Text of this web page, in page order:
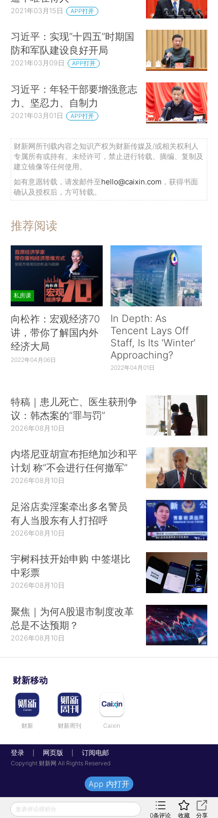
2021年03月15日 APP打开
习近平：实现“十四五”时期国
防和军队建设良好开局
2021年03月09日 APP打开
习近平：年轻干部要增强意志
力、坚忍力、自制力
2021年03月01日 APP打开
财新网所刊载内容之知识产权为财新传媒及/或相关权利人
专属所有或持有。未经许可，禁止进行转载、摘编、复制及
建立镜像等任何使用。
如有意愿转载，请发邮件至hello@caixin.com ，获得书面
确认及授权后，方可转载。
推荐阅读
私房课
向松祚：宏观经济70
讲，带你了解国内外
经济大局
2022年04月06日
In Depth: As
Tencent Lays Off
Staff, Is Its ‘Winter’
Approaching?
2022年04月01日
特稿｜患儿死亡、医生获刑争
议：韩杰案的“罪与罚”
2026年08月10日
内塔尼亚胡宣布拒绝加沙和平
计划 称“不会进行任何撤军”
2026年08月10日
足浴店卖淫案牵出多名警员
有人当股东有人打招呼
2026年08月10日
宇树科技开始申购 中签堪比
中彩票
2026年08月10日
聚焦｜为何A股退市制度改革
总是不达预期？
2026年08月10日
财新移动
财新 财新周刊 Caixin
登录 网页版 订阅电邮
Copyright 财新网 All Rights Reserved
发表评论得积分
0条评论 收藏 分享
App 内打开